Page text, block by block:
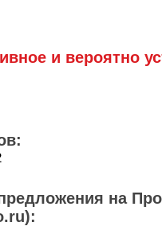
и вероятно
на